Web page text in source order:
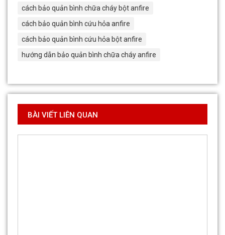
cách bảo quản bình chữa cháy bột anfire
cách bảo quản bình cứu hỏa anfire
cách bảo quản bình cứu hỏa bột anfire
hướng dẫn bảo quản bình chữa cháy anfire
BÀI VIẾT LIÊN QUAN